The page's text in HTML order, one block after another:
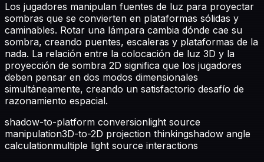
Los jugadores manipulan fuentes de luz para proyectar
sombras que se convierten en plataformas sólidas y
caminables. Rotar una lámpara cambia dónde cae su
sombra, creando puentes, escaleras y plataformas de la
nada. La relación entre la colocación de luz 3D y la
proyección de sombra 2D significa que los jugadores
deben pensar en dos modos dimensionales
simultáneamente, creando un satisfactorio desafío de
razonamiento espacial.
shadow-to-platform conversionlight source
manipulation3D-to-2D projection thinkingshadow angle
calculationmultiple light source interactions